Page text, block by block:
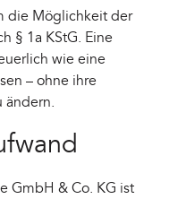
die Möglichkeit der
§ 1a KStG. Eine
wie eine
– ohne ihre
ändern.
GmbH & Co. KG ist